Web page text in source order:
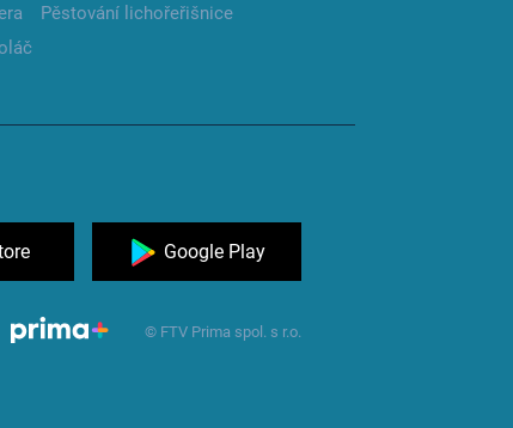
Pěstování lichořeřišnice
Google Play
© FTV Prima spol. s r.o.